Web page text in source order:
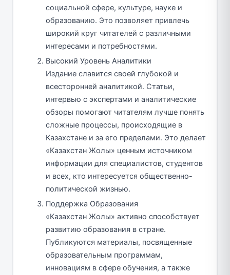
социальной сфере, культуре, науке и
образованию. Это позволяет привлечь
широкий круг читателей с различными
интересами и потребностями.
Высокий Уровень Аналитики
Издание славится своей глубокой и
всесторонней аналитикой. Статьи,
интервью с экспертами и аналитические
обзоры помогают читателям лучше понять
сложные процессы, происходящие в
Казахстане и за его пределами. Это делает
«Казахстан Жолы» ценным источником
информации для специалистов, студентов
и всех, кто интересуется общественно-
политической жизнью.
Поддержка Образования
«Казахстан Жолы» активно способствует
развитию образования в стране.
Публикуются материалы, посвященные
образовательным программам,
инновациям в сфере обучения, а также